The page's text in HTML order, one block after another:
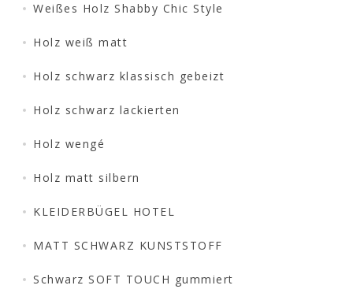
Weißes Holz Shabby Chic Style
Holz weiß matt
Holz schwarz klassisch gebeizt
Holz schwarz lackierten
Holz wengé
Holz matt silbern
KLEIDERBÜGEL HOTEL
MATT SCHWARZ KUNSTSTOFF
Schwarz SOFT TOUCH gummiert